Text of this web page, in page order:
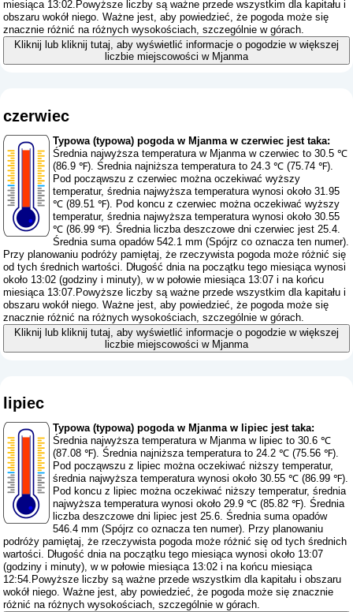
miesiąca 13:02.Powyższe liczby są ważne przede wszystkim dla kapitału i
obszaru wokół niego. Ważne jest, aby powiedzieć, że pogoda może się
znacznie różnić na różnych wysokościach, szczególnie w górach.
Kliknij lub kliknij tutaj, aby wyświetlić informacje o pogodzie w większej
liczbie miejscowości w Mjanma
czerwiec
Typowa (typowa) pogoda w Mjanma w czerwiec jest taka:
Średnia najwyższa temperatura w Mjanma w czerwiec to 30.5 ℃
(86.9 ℉). Średnia najniższa temperatura to 24.3 ℃ (75.74 ℉).
Pod począwszu z czerwiec można oczekiwać wyższy
temperatur, średnia najwyższa temperatura wynosi około 31.95
℃ (89.51 ℉). Pod koncu z czerwiec można oczekiwać wyższy
temperatur, średnia najwyższa temperatura wynosi około 30.55
℃ (86.99 ℉). Średnia liczba deszczowe dni czerwiec jest 25.4.
Średnia suma opadów 542.1 mm (Spójrz co oznacza ten numer).
Przy planowaniu podróży pamiętaj, że rzeczywista pogoda może różnić się
od tych średnich wartości. Długość dnia na początku tego miesiąca wynosi
około 13:02 (godziny i minuty), w w połowie miesiąca 13:07 i na końcu
miesiąca 13:07.Powyższe liczby są ważne przede wszystkim dla kapitału i
obszaru wokół niego. Ważne jest, aby powiedzieć, że pogoda może się
znacznie różnić na różnych wysokościach, szczególnie w górach.
Kliknij lub kliknij tutaj, aby wyświetlić informacje o pogodzie w większej
liczbie miejscowości w Mjanma
lipiec
Typowa (typowa) pogoda w Mjanma w lipiec jest taka:
Średnia najwyższa temperatura w Mjanma w lipiec to 30.6 ℃
(87.08 ℉). Średnia najniższa temperatura to 24.2 ℃ (75.56 ℉).
Pod począwszu z lipiec można oczekiwać niższy temperatur,
średnia najwyższa temperatura wynosi około 30.55 ℃ (86.99 ℉).
Pod koncu z lipiec można oczekiwać niższy temperatur, średnia
najwyższa temperatura wynosi około 29.9 ℃ (85.82 ℉). Średnia
liczba deszczowe dni lipiec jest 25.6. Średnia suma opadów
546.4 mm (Spójrz co oznacza ten numer). Przy planowaniu
podróży pamiętaj, że rzeczywista pogoda może różnić się od tych średnich
wartości. Długość dnia na początku tego miesiąca wynosi około 13:07
(godziny i minuty), w w połowie miesiąca 13:02 i na końcu miesiąca
12:54.Powyższe liczby są ważne przede wszystkim dla kapitału i obszaru
wokół niego. Ważne jest, aby powiedzieć, że pogoda może się znacznie
różnić na różnych wysokościach, szczególnie w górach.